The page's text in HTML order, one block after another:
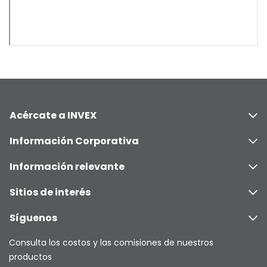
Acércate a INVEX
Información Corporativa
Información relevante
Sitios de interés
Síguenos
Consulta los costos y las comisiones de nuestros
productos